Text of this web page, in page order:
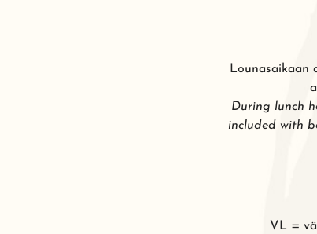
Lounasaikaan
During lunch
included with
VL =